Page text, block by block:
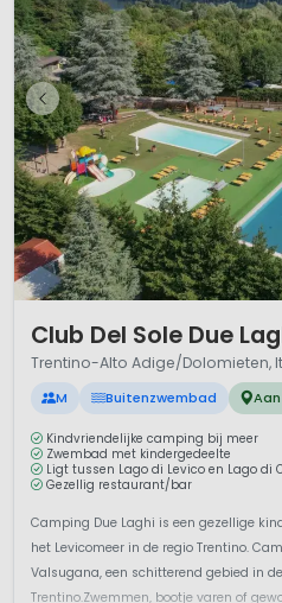
Club Del Sole Due
Trentino-Alto Adige/Dolomieten,
M Buitenzwembad
Kindvriendelijke camping bij meer
Zwembad met kindergedeelte
Ligt tussen Lago di Levico en Lago di
Gezellig restaurant/bar
Camping Due Laghi is een gezellige
het Levicomeer in de regio Trentino.
Valsugana, een schitterend gebied in
Trentino.Zwemmen, bootje varen of